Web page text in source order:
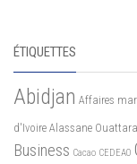
ÉTIQUETTES
Abidjan Affaires
d'Ivoire Alassane Ouattara
Business Cacao CEDEAO